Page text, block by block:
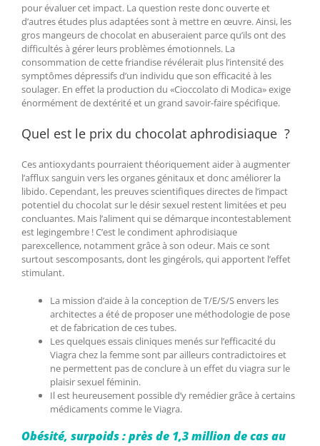
pour évaluer cet impact. La question reste donc ouverte et
d’autres études plus adaptées sont à mettre en œuvre. Ainsi, les
gros mangeurs de chocolat en abuseraient parce qu’ils ont des
difficultés à gérer leurs problèmes émotionnels. La
consommation de cette friandise révélerait plus l’intensité des
symptômes dépressifs d’un individu que son efficacité à les
soulager. En effet la production du «Cioccolato di Modica» exige
énormément de dextérité et un grand savoir-faire spécifique.
Quel est le prix du chocolat aphrodisiaque ?
Ces antioxydants pourraient théoriquement aider à augmenter
l’afflux sanguin vers les organes génitaux et donc améliorer la
libido. Cependant, les preuves scientifiques directes de l’impact
potentiel du chocolat sur le désir sexuel restent limitées et peu
concluantes. Mais l’aliment qui se démarque incontestablement
est legingembre ! C’est le condiment aphrodisiaque
parexcellence, notamment grâce à son odeur. Mais ce sont
surtout sescomposants, dont les gingérols, qui apportent l’effet
stimulant.
La mission d’aide à la conception de T/E/S/S envers les
architectes a été de proposer une méthodologie de pose
et de fabrication de ces tubes.
Les quelques essais cliniques menés sur l’efficacité du
Viagra chez la femme sont par ailleurs contradictoires et
ne permettent pas de conclure à un effet du viagra sur le
plaisir sexuel féminin.
Il est heureusement possible d’y remédier grâce à certains
médicaments comme le Viagra.
Obésité, surpoids : près de 1,3 million de cas au